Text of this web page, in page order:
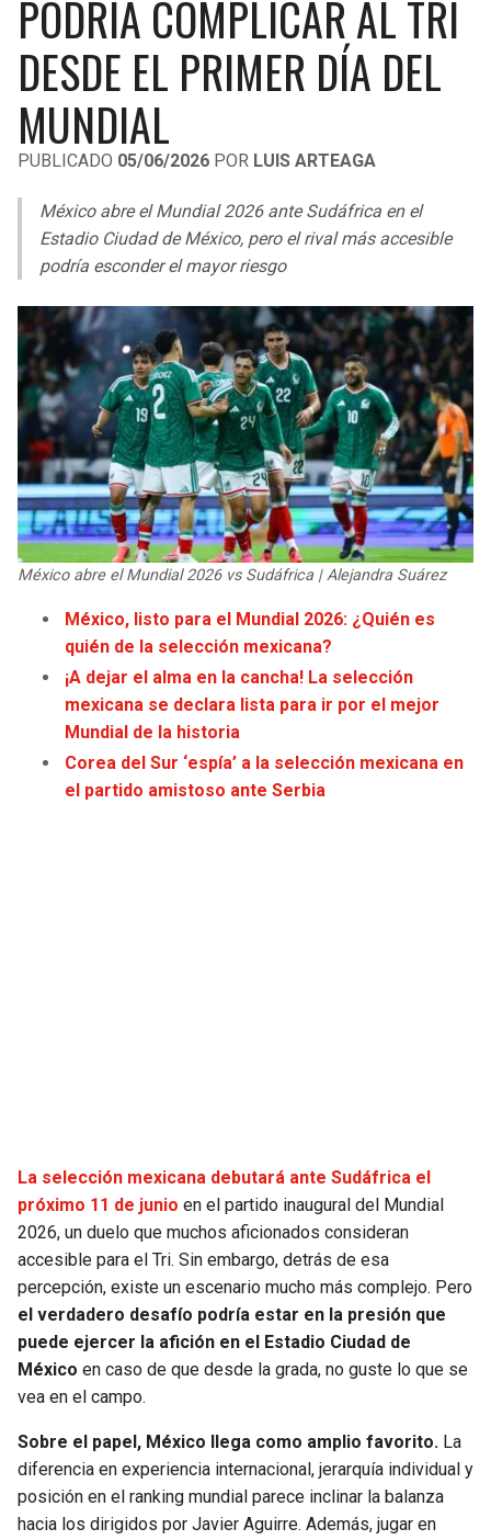
LIGA DE EXPANSIÓN MX
LEAGUES CUP
UEFA EUROPA LEAGUE
UEFA CONFERENCE LEAGUE
MLS
COPA LIBERTADORES
COPA SUDAMERICANA
LIGA BETPLAY
OTRAS LIGAS
RAIDERS
CHARGERS
RAVENS
STEELERS
TEXANS
COLTS
JAGUARS
TITANS
COWBOYS
GIANTS
EAGLES
COMMANDERS
PACKERS
VIKINGS
FALCONS
PANTHERS
BUCCANEERS
CAVALIERS
PISTONS
PACERS
HORNETS
HEAT
MAGIC
WIZARDS
WARRIORS
CLIPPERS
LAKERS
SUNS
KINGS
TIMBERWOLVES
THUNDER
TRAIL BLAZERS
JAZZ
PODRÍA COMPLICAR AL TRI
DESDE EL PRIMER DÍA DEL
MUNDIAL
PUBLICADO 05/06/2026 POR LUIS ARTEAGA
México abre el Mundial 2026 ante Sudáfrica en el
Estadio Ciudad de México, pero el rival más accesible
podría esconder el mayor riesgo
México abre el Mundial 2026 vs Sudáfrica | Alejandra Suárez
México, listo para el Mundial 2026: ¿Quién es
quién de la selección mexicana?
¡A dejar el alma en la cancha! La selección
mexicana se declara lista para ir por el mejor
Mundial de la historia
Corea del Sur ‘espía’ a la selección mexicana en
el partido amistoso ante Serbia
La selección mexicana debutará ante Sudáfrica el
próximo 11 de junio en el partido inaugural del Mundial
2026, un duelo que muchos aficionados consideran
accesible para el Tri. Sin embargo, detrás de esa
percepción, existe un escenario mucho más complejo. Pero
el verdadero desafío podría estar en la presión que
puede ejercer la afición en el Estadio Ciudad de
México en caso de que desde la grada, no guste lo que se
vea en el campo.
Sobre el papel, México llega como amplio favorito. La
diferencia en experiencia internacional, jerarquía individual y
posición en el ranking mundial parece inclinar la balanza
hacia los dirigidos por Javier Aguirre. Además, jugar en